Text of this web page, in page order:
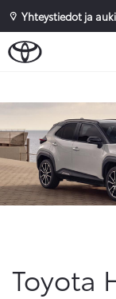
Yhteystiedot ja
Toyota